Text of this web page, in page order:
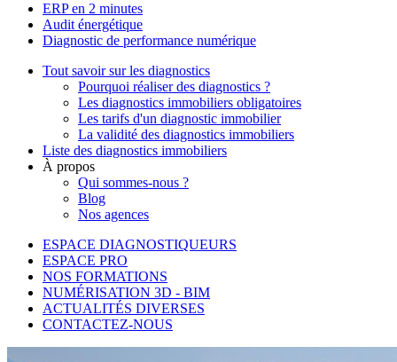
ERP en 2 minutes
Audit énergétique
Diagnostic de performance numérique
Tout savoir sur les diagnostics
Pourquoi réaliser des diagnostics ?
Les diagnostics immobiliers obligatoires
Les tarifs d'un diagnostic immobilier
La validité des diagnostics immobiliers
Liste des diagnostics immobiliers
À propos
Qui sommes-nous ?
Blog
Nos agences
ESPACE DIAGNOSTIQUEURS
ESPACE PRO
NOS FORMATIONS
NUMÉRISATION 3D - BIM
ACTUALITÉS DIVERSES
CONTACTEZ-NOUS